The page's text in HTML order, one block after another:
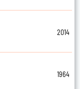
2014
1964